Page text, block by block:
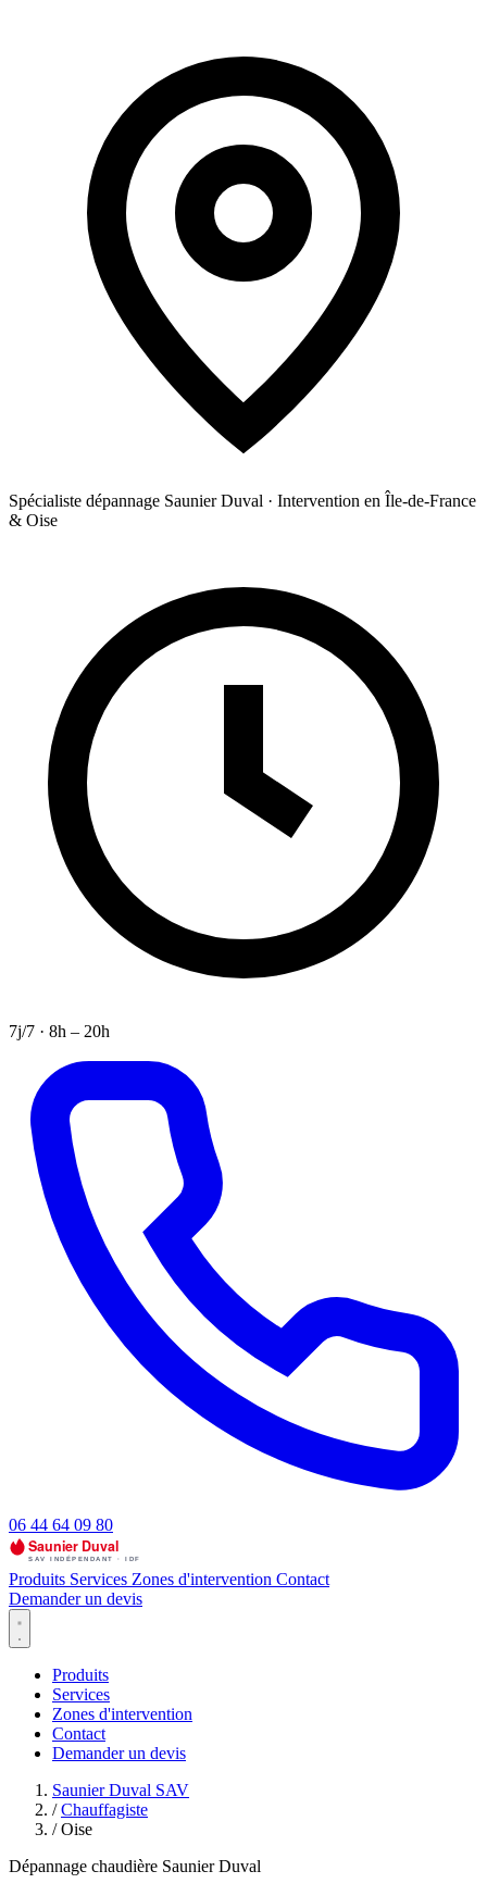
Spécialiste dépannage Saunier Duval · Intervention en Île-de-France
& Oise
7j/7 · 8h – 20h
06 44 64 09 80
Produits Services Zones d'intervention Contact
Demander un devis
Produits
Services
Zones d'intervention
Contact
Demander un devis
Saunier Duval SAV
/ Chauffagiste
/ Oise
Dépannage chaudière Saunier Duval